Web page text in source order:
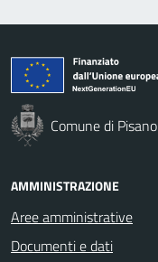
Comune di Pisano
AMMINISTRAZIONE
Aree amministrative
Documenti e dati